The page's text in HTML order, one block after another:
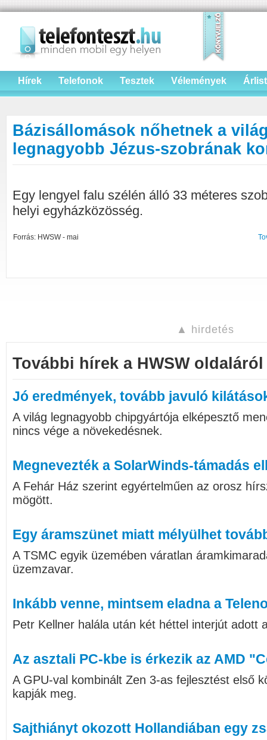
Hírek Telefonok Tesztek Vélemények
Bázisállomások nőhetnek a
legnagyobb Jézus-szobrának
Egy lengyel falu szélén álló 33 méteres
helyi egyházközösség.
Forrás: HWSW - mai
▲ hirdetés
További hírek a HWSW oldaláról
Jó eredmények, tovább javuló
A világ legnagyobb chipgyártója elképesztő
nincs vége a növekedésnek.
Megnevezték a SolarWinds-támadás
A Fehár Ház szerint egyértelműen az orosz
mögött.
Egy áramszünet miatt mélyülhet
A TSMC egyik üzemében váratlan
üzemzavar.
Inkább venne, mintsem eladna a
Petr Kellner halála után két héttel interjút adott
Az asztali PC-kbe is érkezik az AMD
A GPU-val kombinált Zen 3-as fejlesztést első
kapják meg.
Sajthiányt okozott Hollandiában egy